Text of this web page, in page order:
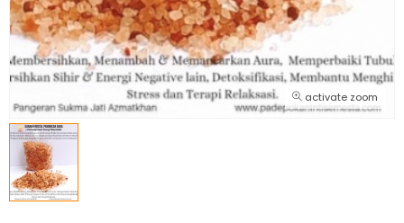
activate zoom